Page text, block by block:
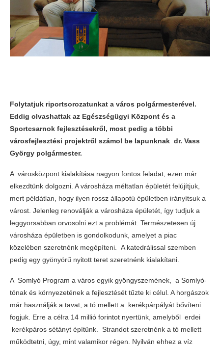
Folytatjuk riportsorozatunkat a város polgármesterével.
Eddig olvashattak az Egészségügyi Központ és a
Sportcsarnok fejlesztésekről, most pedig a többi
városfejlesztési projektről számol be lapunknak dr. Vass
György polgármester.
A városközpont kialakítása nagyon fontos feladat, ezen már
elkezdtünk dolgozni. A városháza méltatlan épületét felújítjuk,
mert példátlan, hogy ilyen rossz állapotú épületben irányítsuk a
várost. Jelenleg renoválják a városháza épületét, így tudjuk a
leggyorsabban orvosolni ezt a problémát. Természetesen új
városháza épületben is gondolkodunk, amelyet a piac
közelében szeretnénk megépíteni. A katedrálissal szemben
pedig egy gyönyörű nyitott teret szeretnénk kialakítani.
A Somlyó Program a város egyik gyöngyszemének, a Somlyó-
tónak és környezetének a fejlesztését tűzte ki célul. A horgászok
már használják a tavat, a tó mellett a kerékpárpályát bővíteni
fogjuk. Erre a célra 14 millió forintot nyertünk, amelyből erdei
kerékpáros sétányt építünk. Strandot szeretnénk a tó mellett
működtetni, úgy, mint valamikor régen. Nyilván ehhez a víz